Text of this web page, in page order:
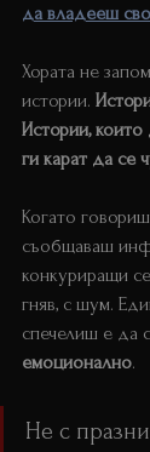
да владееш
Хората не
истории.
Истории, които
ги карат да се
Когато
съобщаваш
конкуриращи
гняв, с шум.
спечелиш е да
емоционално.
Не с